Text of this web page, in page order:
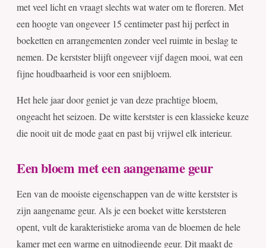
met veel licht en vraagt slechts wat water om te floreren. Met
een hoogte van ongeveer 15 centimeter past hij perfect in
boeketten en arrangementen zonder veel ruimte in beslag te
nemen. De kerstster blijft ongeveer vijf dagen mooi, wat een
fijne houdbaarheid is voor een snijbloem.
Het hele jaar door geniet je van deze prachtige bloem,
ongeacht het seizoen. De witte kerstster is een klassieke keuze
die nooit uit de mode gaat en past bij vrijwel elk interieur.
Een bloem met een aangename geur
Een van de mooiste eigenschappen van de witte kerstster is
zijn aangename geur. Als je een boeket witte kerststeren
opent, vult de karakteristieke aroma van de bloemen de hele
kamer met een warme en uitnodigende geur. Dit maakt de